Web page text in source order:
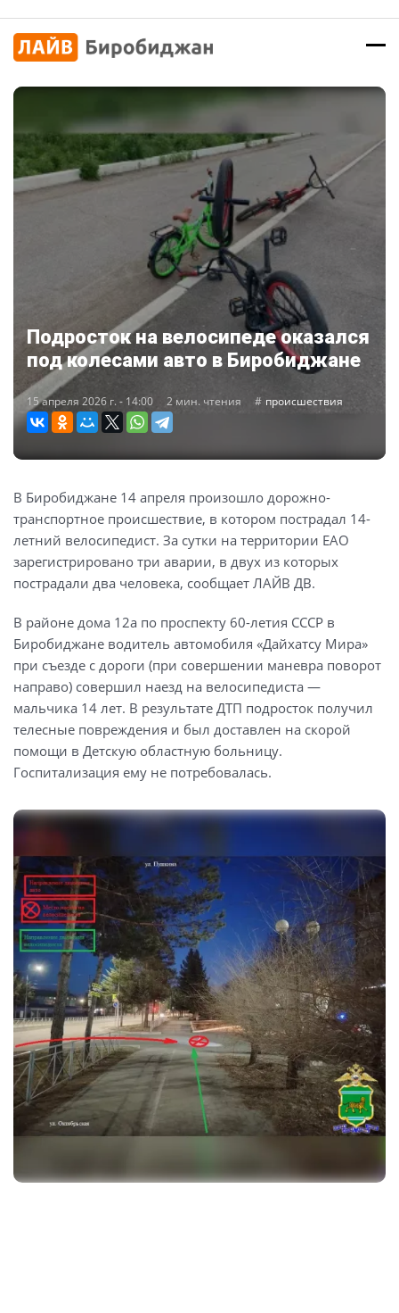
Подросток на велосипеде оказался
под колесами авто в Биробиджане
15 апреля 2026 г. - 14:00 2 мин. чтения происшествия
В Биробиджане 14 апреля произошло дорожно-
транспортное происшествие, в котором пострадал 14-
летний велосипедист. За сутки на территории ЕАО
зарегистрировано три аварии, в двух из которых
пострадали два человека, сообщает ЛАЙВ ДВ.
В районе дома 12а по проспекту 60-летия СССР в
Биробиджане водитель автомобиля «Дайхатсу Мира»
при съезде с дороги (при совершении маневра поворот
направо) совершил наезд на велосипедиста —
мальчика 14 лет. В результате ДТП подросток получил
телесные повреждения и был доставлен на скорой
помощи в Детскую областную больницу.
Госпитализация ему не потребовалась.